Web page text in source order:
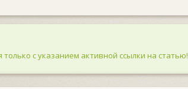
с указанием активной ссылки на статью!